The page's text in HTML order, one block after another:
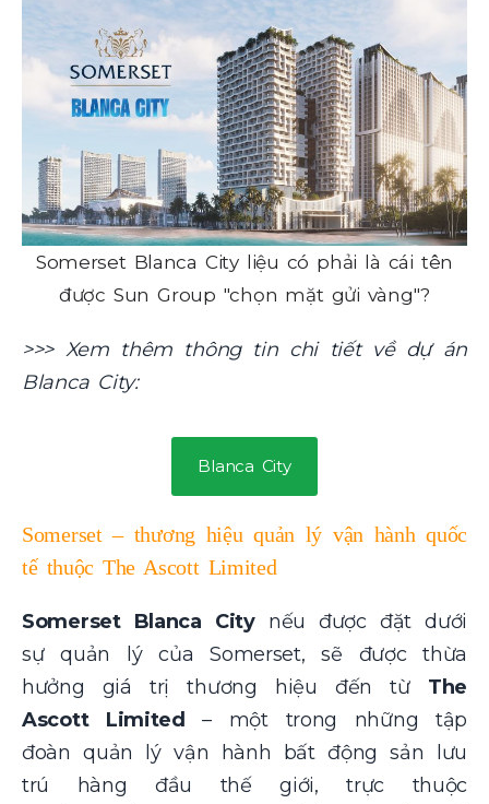
Somerset Blanca City liệu có phải là cái tên
được Sun Group "chọn mặt gửi vàng"?
>>> Xem thêm thông tin chi tiết về dự án
Blanca City:
Blanca City
Somerset – thương hiệu quản lý vận hành quốc
tế thuộc The Ascott Limited
Somerset Blanca Citynếu được đặt dưới
sự quản lý của Somerset, sẽ được thừa
hưởng giá trị thương hiệu đến từ The
Ascott Limited – một trong những tập
đoàn quản lý vận hành bất động sản lưu
trú hàng đầu thế giới, trực thuộc